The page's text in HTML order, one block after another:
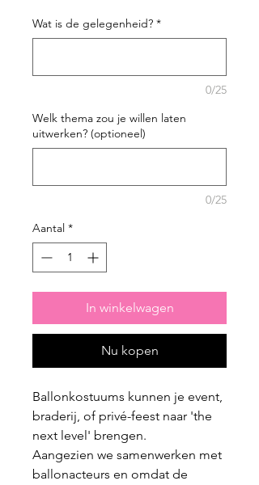
Wat is de gelegenheid? *
0/25
Welk thema zou je willen laten
uitwerken? (optioneel)
0/25
Aantal *
In winkelwagen
Nu kopen
Ballonkostuums kunnen je event,
braderij, of privé-feest naar 'the
next level' brengen.
Aangezien we samenwerken met
ballonacteurs en omdat de